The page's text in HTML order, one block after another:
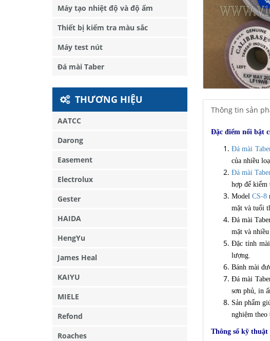
Thông tin sản
Đặc điểm nổi bật
Đá mài
của nhiều
Đá mài
hợp để kiểm
Model CS-8
mặt và tuổi
Đá mài
mặt và
Đặc tính
lượng.
Bánh mài
Đá mài
sơn phủ, in
Sản phẩm
nghiệm theo
Thông số kỹ thuật
Máy tạo nhiệt độ và độ ẩm
Thiết bị kiểm tra màu sắc
Máy test nút
Đá mài Taber
THƯƠNG HIỆU
AATCC
Darong
Easement
Electrolux
Gester
HAIDA
HengYu
James Heal
KAIYU
MIELE
Refond
Roaches